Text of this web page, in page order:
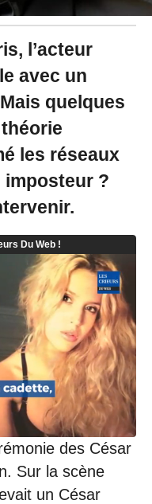
l’acteur
avec un
quelques
les réseaux
imposteur ?
des César
Sur la scène
un César